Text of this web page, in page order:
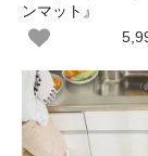
ンマット』